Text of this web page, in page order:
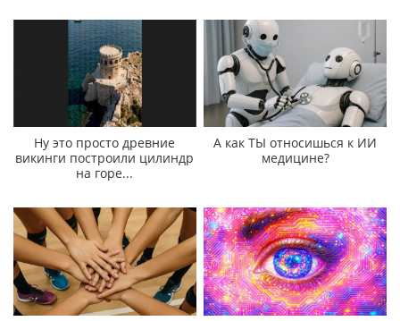
Ну это просто древние
викинги построили цилиндр
на горе...
А как ТЫ относишься к ИИ
медицине?